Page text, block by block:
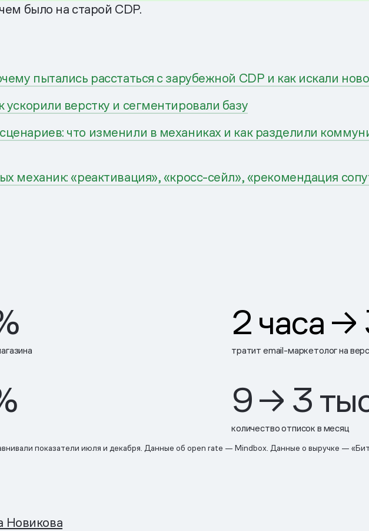
было на старой CDP.
пытались расстаться с зарубежной CDP и как искали
ускорили верстку и сегментировали базу
что изменили в механиках и как разделили
механик: «реактивация», «кросс-сейл», «рекомендация
2 часа
тратит email-маркетолог на
9 → 3
количество отписок в месяц
показатели июля и декабря. Данные об open rate — Mindbox. Данные о выручке —
Новикова